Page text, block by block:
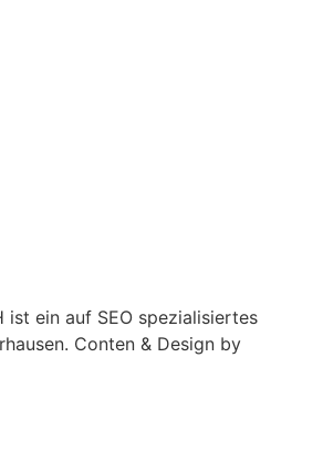
ist ein auf SEO spezialisiertes
Conten & Design by